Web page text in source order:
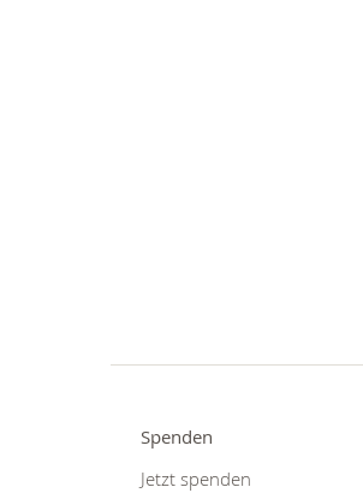
Spenden
Jetzt spenden